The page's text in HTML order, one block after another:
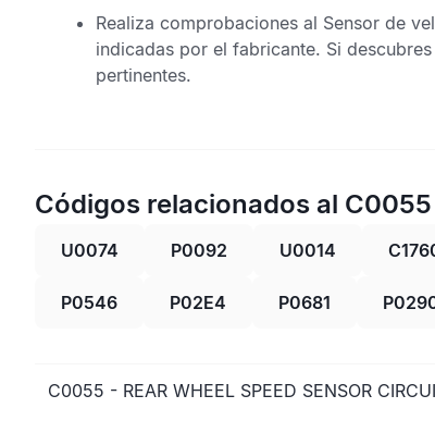
Realiza comprobaciones al Sensor de
indicadas por el fabricante. Si
pertinentes.
Códigos relacionados al C0055
U0074 P0092 U0014
P0546 P02E4 P0681
C0055 - REAR WHEEL SPEED SENSOR